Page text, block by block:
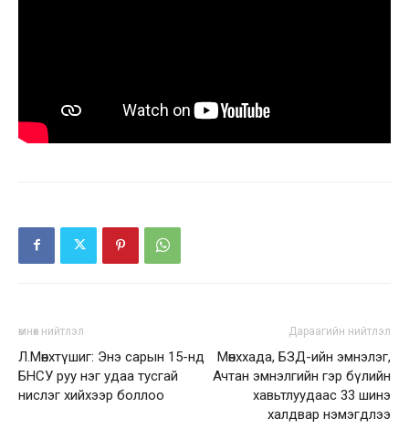
өмнөх нийтлэл
Л.Мөнхтүшиг: Энэ сарын 15-нд
БНСУ руу нэг удаа тусгай
нислэг хийхээр боллоо
Дараагийн нийтлэл
Мөнххада, БЗД-ийн эмнэлэг,
Ачтан эмнэлгийн гэр бүлийн
хавьтлуудаас 33 шинэ
халдвар нэмэгдлээ